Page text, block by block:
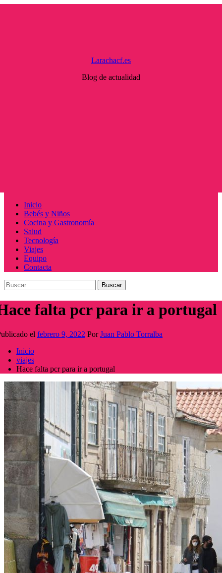
Larachacf.es
Blog de actualidad
Menú
principal
Inicio
Bebés y Niños
Cocina y Gastronomía
Salud
Tecnología
Viajes
Equipo
Contacta
Buscar:
falta pcr para ir a portugal
el febrero 9, 2022 PorJuan Pablo Torralba
Inicio
viajes
Hace falta pcr para ir a portugal